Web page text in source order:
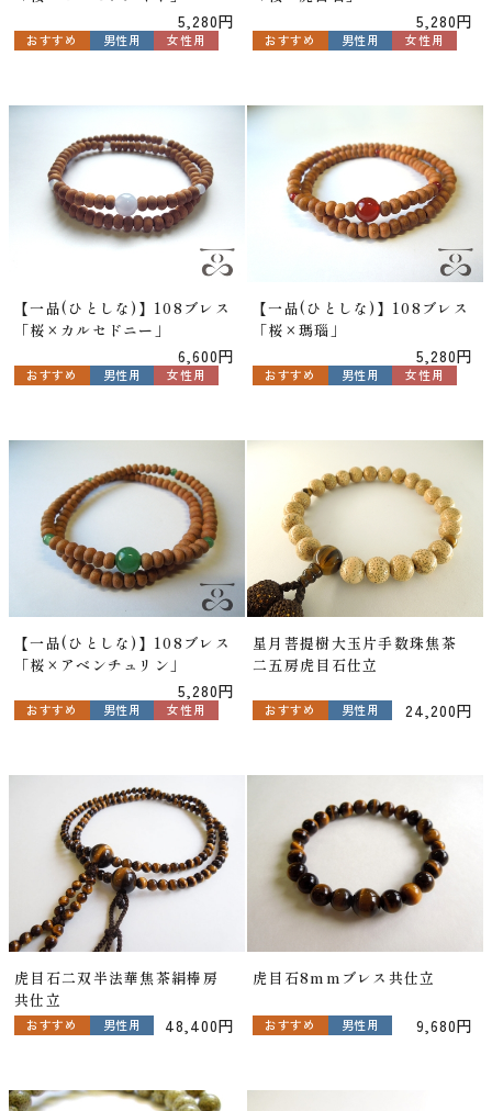
5,280円
おすすめ 男性用 女性用
5,280円
おすすめ 男性用 女性用
【一品(ひとしな)】108ブレス
「桜×カルセドニー」
6,600円
おすすめ 男性用 女性用
【一品(ひとしな)】108ブレス
「桜×瑪瑙」
5,280円
おすすめ 男性用 女性用
【一品(ひとしな)】108ブレス
「桜×アベンチュリン」
5,280円
おすすめ 男性用 女性用
星月菩提樹大玉片手数珠焦茶
二五房虎目石仕立
24,200円
おすすめ 男性用
虎目石二双半法華焦茶絹棒房
共仕立
48,400円
おすすめ 男性用
虎目石8mmブレス共仕立
9,680円
おすすめ 男性用